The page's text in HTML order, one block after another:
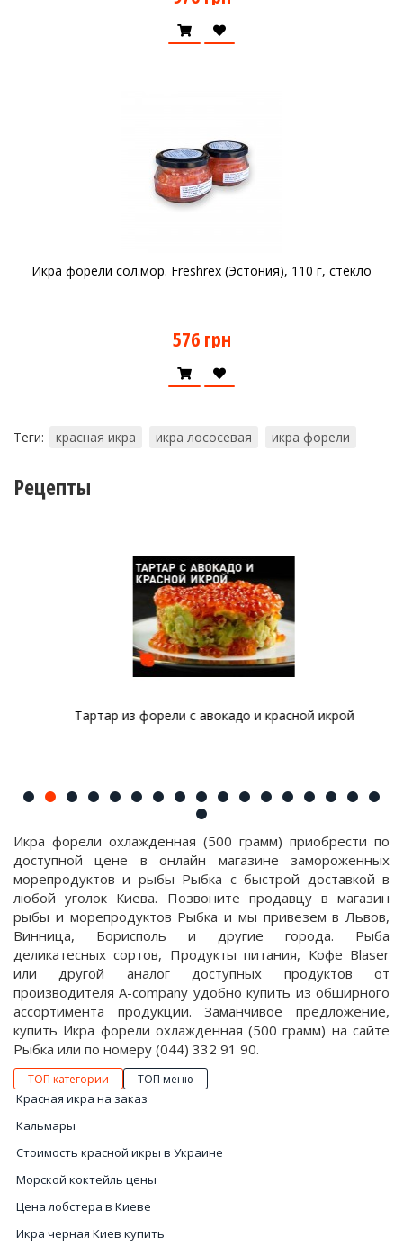
Икра форели сол.мор. Freshrex (Эстония), 110 г, стекло
576 грн
Теги: красная икра икра лососевая икра форели
Рецепты
Тартар из форели с авокадо и красной икрой
Икра форели охлажденная (500 грамм) приобрести по
доступной цене в онлайн магазине замороженных
морепродуктов и рыбы Рыбка с быстрой доставкой в
любой уголок Киева. Позвоните продавцу в магазин
рыбы и морепродуктов Рыбка и мы привезем в Львов,
Винница, Борисполь и другие города. Рыба
деликатесных сортов, Продукты питания, Кофе Blaser
или другой аналог доступных продуктов от
производителя A-company удобно купить из обширного
ассортимента продукции. Заманчивое предложение,
купить Икра форели охлажденная (500 грамм) на сайте
Рыбка или по номеру (044) 332 91 90.
ТОП категории ТОП меню
Красная икра на заказ
Кальмары
Стоимость красной икры в Украине
Морской коктейль цены
Цена лобстера в Киеве
Икра черная Киев купить